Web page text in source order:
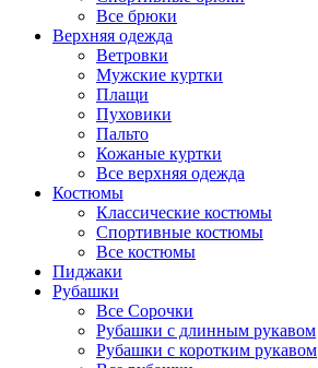
Все брюки
Верхняя одежда
Ветровки
Мужские куртки
Плащи
Пуховики
Пальто
Кожаные куртки
Все верхняя одежда
Костюмы
Классические костюмы
Спортивные костюмы
Все костюмы
Пиджаки
Рубашки
Все Сорочки
Рубашки с длинным рукавом
Рубашки с коротким рукавом